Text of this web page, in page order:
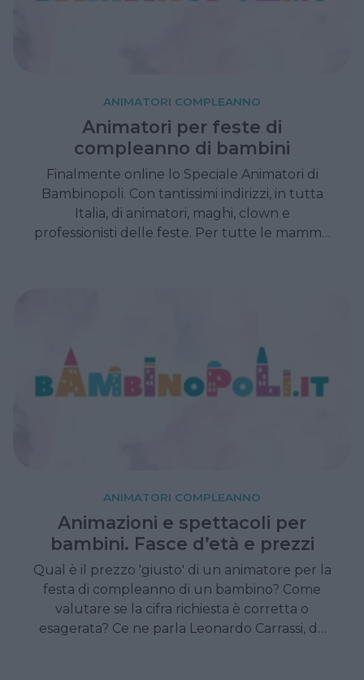
ANIMATORI COMPLEANNO
Animatori per feste di
compleanno di bambini
Finalmente online lo Speciale Animatori di
Bambinopoli. Con tantissimi indirizzi, in tutta
Italia, di animatori, maghi, clown e
professionisti delle feste. Per tutte le mamme
ANIMATORI COMPLEANNO
Animazioni e spettacoli per
bambini. Fasce d’età e prezzi
Qual è il prezzo 'giusto' di un animatore per la
festa di compleanno di un bambino? Come
valutare se la cifra richiesta è corretta o
esagerata? Ce ne parla Leonardo Carrassi, da